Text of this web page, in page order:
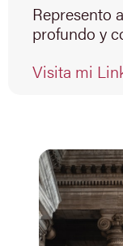
Represento
profundo y
Visita mi